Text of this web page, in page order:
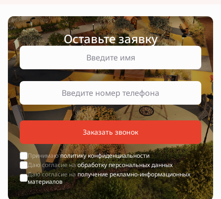
Оставьте заявку
Заказать звонок
Принимаюполитику конфиденциальности
Даю согласие наобработку персональных данных
Даю согласие наполучение рекламно-информационных
материалов